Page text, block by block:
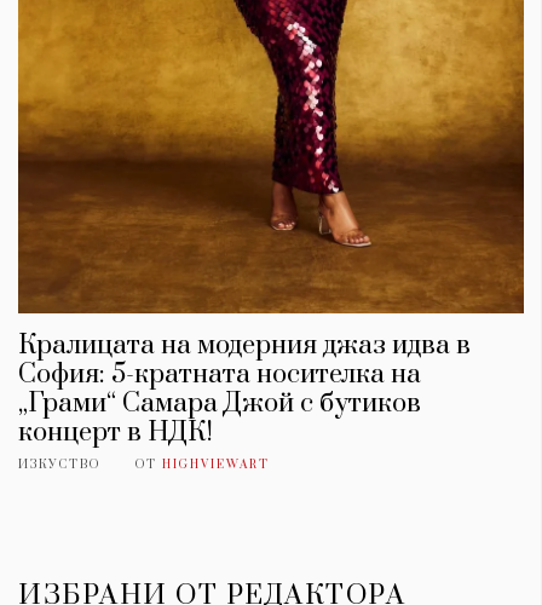
Кралицата на модерния джаз идва в
София: 5-кратната носителка на
„Грами“ Самара Джой с бутиков
концерт в НДК!
ИЗКУСТВО ОТ HIGHVIEWART
ИЗБРАНИ ОТ РЕДАКТОРА